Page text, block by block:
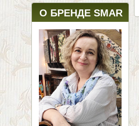
О БРЕНДЕ SMAR